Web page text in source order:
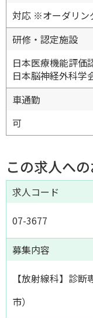
対応 ※オーダリン
研修・認定施設
日本医療機能評価
日本脳神経外科学
車通勤
可
この求人へ
求人コード
07-3677
募集内容
【放射線科】診
市）